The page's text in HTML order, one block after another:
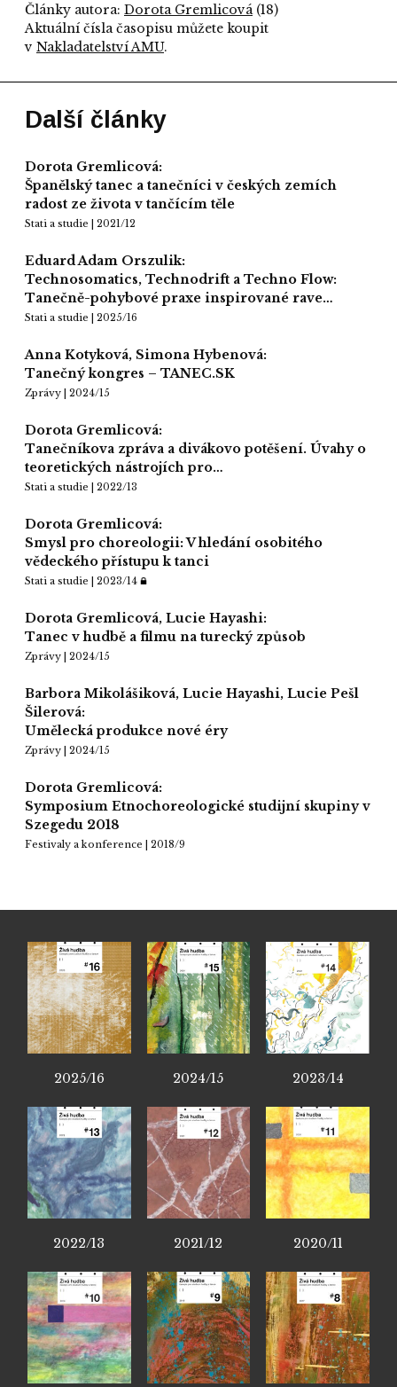
Články autora: Dorota Gremlicová(18)
Aktuální čísla časopisu můžete koupit
v Nakladatelství AMU.
Další články
Dorota Gremlicová:
Španělský tanec a tanečníci v českých zemích
radost ze života v tančícím těle
Stati a studie | 2021/12
Eduard Adam Orszulik:
Technosomatics, Technodrift a Techno Flow:
Tanečně-pohybové praxe inspirované rave…
Stati a studie | 2025/16
Anna Kotyková, Simona Hybenová:
Tanečný kongres – TANEC.SK
Zprávy | 2024/15
Dorota Gremlicová:
Tanečníkova zpráva a divákovo potěšení. Úvahy o
teoretických nástrojích pro…
Stati a studie | 2022/13
Dorota Gremlicová:
Smysl pro choreologii: V hledání osobitého
vědeckého přístupu k tanci
Stati a studie | 2023/14
Dorota Gremlicová, Lucie Hayashi:
Tanec v hudbě a filmu na turecký způsob
Zprávy | 2024/15
Barbora Mikolášiková, Lucie Hayashi, Lucie Pešl
Šilerová:
Umělecká produkce nové éry
Zprávy | 2024/15
Dorota Gremlicová:
Symposium Etnochoreologické studijní skupiny v
Szegedu 2018
Festivaly a konference | 2018/9
2025/16 2024/15 2023/14
2022/13 2021/12 2020/11